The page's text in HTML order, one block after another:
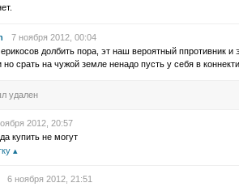
7 ноября 2012, 00:04
долбить пора, эт наш вероятный ппротивник и
но срать на чужой земле ненадо пусть у себя в
удален
2012, 20:57
купить не могут
6 ноября 2012, 21:51